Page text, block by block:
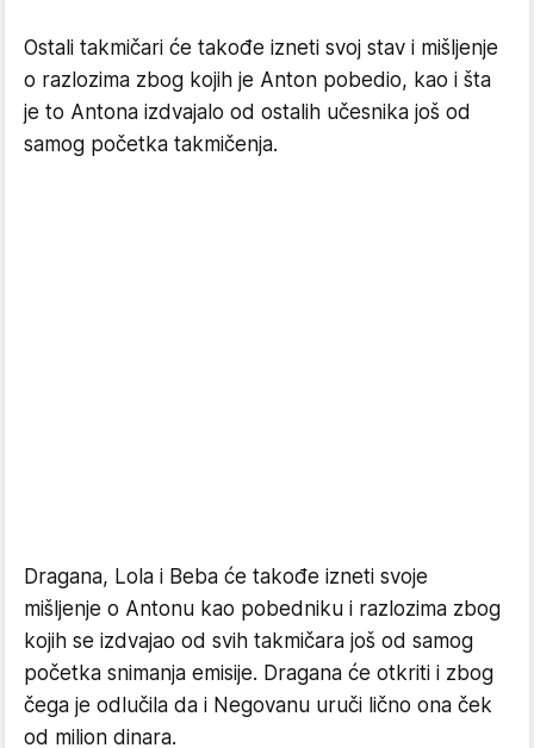
Ostali takmičari će takođe izneti svoj stav i mišljenje
o razlozima zbog kojih je Anton pobedio, kao i šta
je to Antona izdvajalo od ostalih učesnika još od
samog početka takmičenja.
Dragana, Lola i Beba će takođe izneti svoje
mišljenje o Antonu kao pobedniku i razlozima zbog
kojih se izdvajao od svih takmičara još od samog
početka snimanja emisije. Dragana će otkriti i zbog
čega je odlučila da i Negovanu uruči lično ona ček
od milion dinara.